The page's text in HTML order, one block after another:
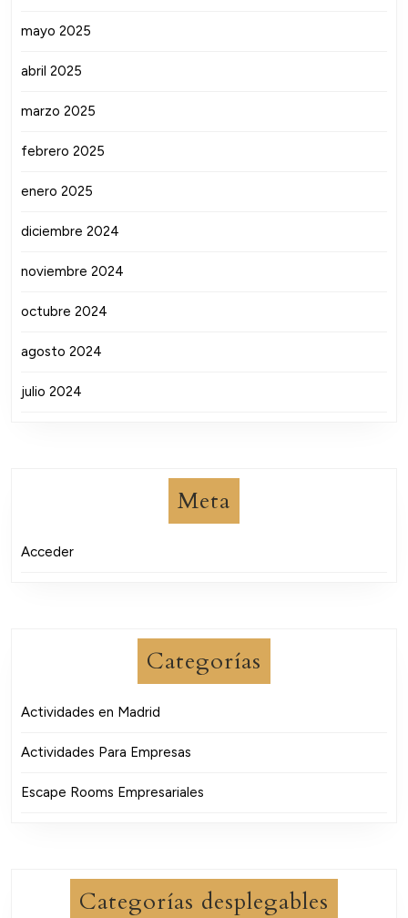
mayo 2025
abril 2025
marzo 2025
febrero 2025
enero 2025
diciembre 2024
noviembre 2024
octubre 2024
agosto 2024
julio 2024
Meta
Acceder
Categorías
Actividades en Madrid
Actividades Para Empresas
Escape Rooms Empresariales
Categorías desplegables